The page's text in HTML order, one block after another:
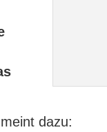
meint dazu: